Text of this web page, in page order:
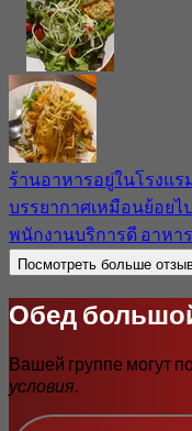
ร้านอาหารอยู่ในโรงแร
บรรยากาศเหมือนย้อยไ
พนักงานบริการดี อาหา
Посмотреть больше
Обед
Вашей группе могут
условия.